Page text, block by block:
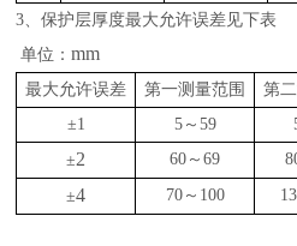
3、保护层厚度最大允许
单位：mm
最大允许误差 第一测量范围
第
±1
5～59
±2 60～69
±4 70～100